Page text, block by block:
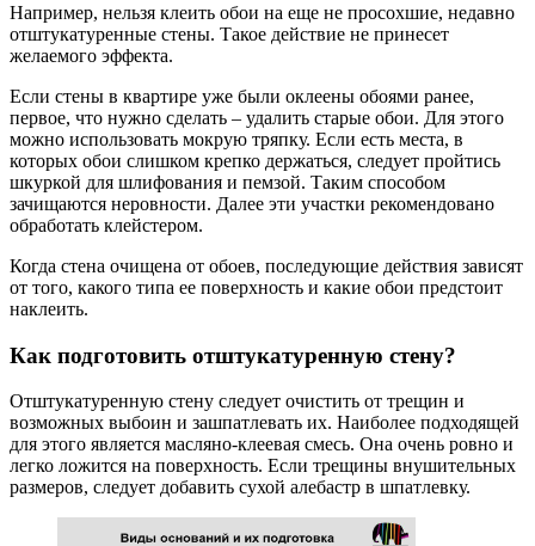
Например, нельзя клеить обои на еще не просохшие, недавно
отштукатуренные стены. Такое действие не принесет
желаемого эффекта.
Если стены в квартире уже были оклеены обоями ранее,
первое, что нужно сделать – удалить старые обои. Для этого
можно использовать мокрую тряпку. Если есть места, в
которых обои слишком крепко держаться, следует пройтись
шкуркой для шлифования и пемзой. Таким способом
зачищаются неровности. Далее эти участки рекомендовано
обработать клейстером.
Когда стена очищена от обоев, последующие действия зависят
от того, какого типа ее поверхность и какие обои предстоит
наклеить.
Как подготовить отштукатуренную стену?
Отштукатуренную стену следует очистить от трещин и
возможных выбоин и зашпатлевать их. Наиболее подходящей
для этого является масляно-клеевая смесь. Она очень ровно и
легко ложится на поверхность. Если трещины внушительных
размеров, следует добавить сухой алебастр в шпатлевку.